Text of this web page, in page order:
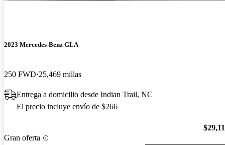
2023 Mercedes-Benz GLA
250 FWD 25,469 millas
Entrega a domicilio desde Indian Trail, NC
El precio incluye envío de $266
Gran oferta